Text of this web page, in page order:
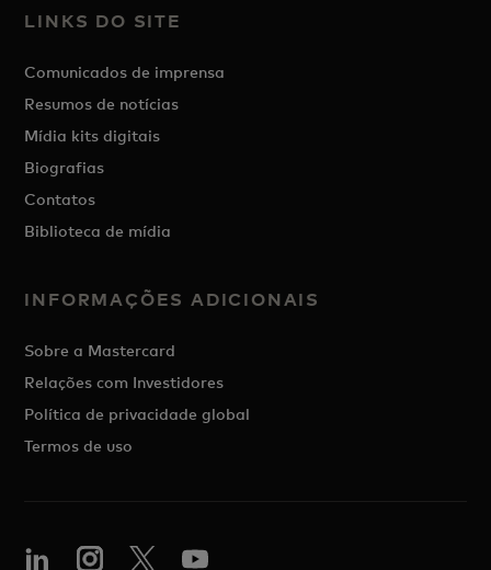
LINKS DO SITE
Comunicados de imprensa
Resumos de notícias
Mídia kits digitais
Biografias
Contatos
Biblioteca de mídia
INFORMAÇÕES ADICIONAIS
Sobre a Mastercard
Relações com Investidores
Política de privacidade global
Termos de uso